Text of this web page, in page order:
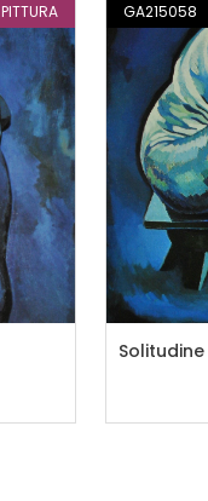
PITTURA GA215058
Solitudine